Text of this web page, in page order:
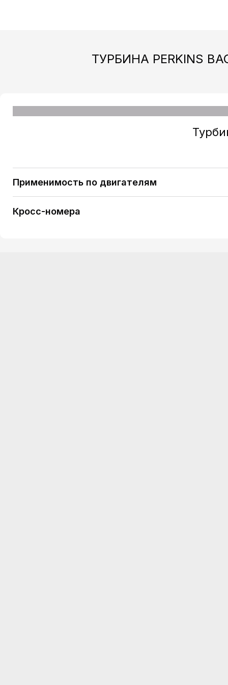
ТУРБИНА PERKINS
Применимость по двигателям
PERKINS / JCB Construction Equipment, Backhoe
Кросс-номера